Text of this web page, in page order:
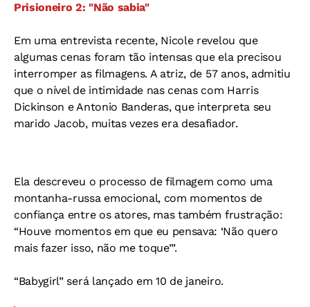
Prisioneiro 2: "Não sabia"
Em uma entrevista recente, Nicole revelou que
algumas cenas foram tão intensas que ela precisou
interromper as filmagens. A atriz, de 57 anos, admitiu
que o nível de intimidade nas cenas com Harris
Dickinson e Antonio Banderas, que interpreta seu
marido Jacob, muitas vezes era desafiador.
Ela descreveu o processo de filmagem como uma
montanha-russa emocional, com momentos de
confiança entre os atores, mas também frustração:
“Houve momentos em que eu pensava: ‘Não quero
mais fazer isso, não me toque’”.
“Babygirl” será lançado em 10 de janeiro.